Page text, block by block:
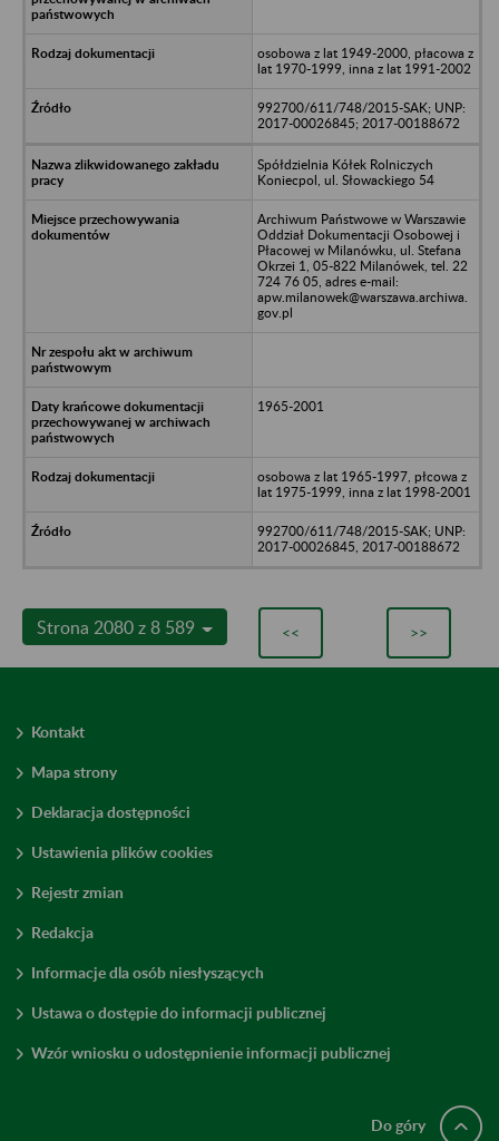
osobowa z lat 1949-2000, płacowa z
lat 1970-1999, inna z lat 1991-2002
992700/611/748/2015-SAK; UNP:
2017-00026845; 2017-00188672
Spółdzielnia Kółek Rolniczych
Koniecpol, ul. Słowackiego 54
Archiwum Państwowe w Warszawie
Oddział Dokumentacji Osobowej i
Płacowej w Milanówku, ul. Stefana
Okrzei 1, 05-822 Milanówek, tel. 22
724 76 05, adres e-mail:
apw.milanowek@warszawa.archiwa.
gov.pl
1965-2001
osobowa z lat 1965-1997, płcowa z
lat 1975-1999, inna z lat 1998-2001
992700/611/748/2015-SAK; UNP:
2017-00026845, 2017-00188672
Strona 2080 z 8 589 << >>
Kontakt
Mapa strony
Deklaracja dostępności
Ustawienia plików cookies
Rejestr zmian
Redakcja
Informacje dla osób niesłyszących
Ustawa o dostępie do informacji publicznej
Wzór wniosku o udostępnienie informacji publicznej
Do góry